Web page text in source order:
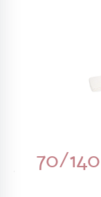
סדין פסים למיטת תינוק 70/140